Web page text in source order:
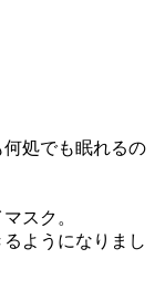
処でも眠れるの
スク。
ようになりまし